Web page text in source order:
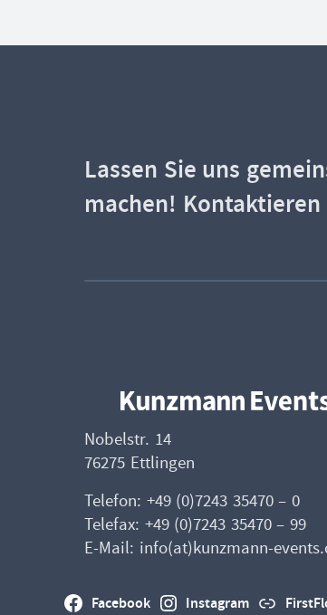
Lassen Sie uns
machen!
Nobelstr. 14
76275 Ettlingen
Telefon: +49 (0)7243 35470 – 0
Telefax: +49 (0)7243 35470 – 99
E-Mail: info(at)kunzmann-
Facebook Instagram